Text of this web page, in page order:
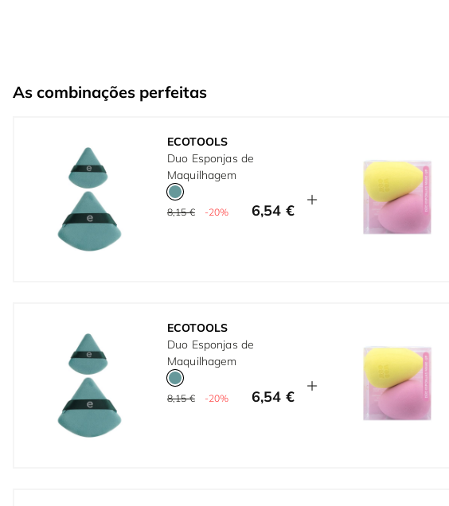
As combinações perfeitas
ECOTOOLS
Duo Esponjas de
Maquilhagem
8,15 € -20% 6,54 €
ECOTOOLS
Duo Esponjas de
Maquilhagem
8,15 € -20% 6,54 €